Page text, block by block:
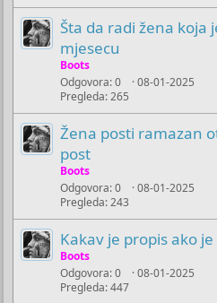
Šta da radi žena koja
mjesecu
Boots
Odgovora 0
Pregleda 265
08-01-2025
Žena posti ramazan
post
Boots
Odgovora 0
Pregleda 243
08-01-2025
Kakav je propis ako
Boots
Odgovora 0
Pregleda 447
08-01-2025